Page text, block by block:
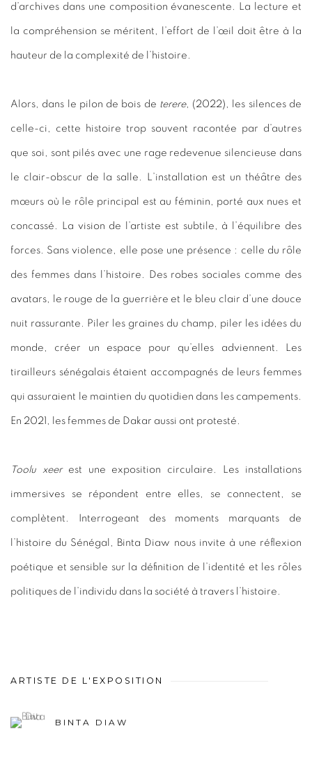
d’archives dans une composition évanescente. La lecture et
la compréhension se méritent, l’effort de l’œil doit être à la
hauteur de la complexité de l’histoire.
Alors, dans le pilon de bois de terere, (2022), les silences de
celle-ci, cette histoire trop souvent racontée par d’autres
que soi, sont pilés avec une rage redevenue silencieuse dans
le clair-obscur de la salle. L’installation est un théâtre des
mœurs où le rôle principal est au féminin, porté aux nues et
concassé. La vision de l’artiste est subtile, à l’équilibre des
forces. Sans violence, elle pose une présence : celle du rôle
des femmes dans l’histoire. Des robes sociales comme des
avatars, le rouge de la guerrière et le bleu clair d’une douce
nuit rassurante. Piler les graines du champ, piler les idées du
monde, créer un espace pour qu’elles adviennent. Les
tirailleurs sénégalais étaient accompagnés de leurs femmes
qui assuraient le maintien du quotidien dans les campements.
En 2021, les femmes de Dakar aussi ont protesté.
Toolu xeerest une exposition circulaire. Les installations
immersives se répondent entre elles, se connectent, se
complètent. Interrogeant des moments marquants de
l’histoire du Sénégal, Binta Diaw nous invite à une réflexion
poétique et sensible sur la définition de l’identité et les rôles
politiques de l’individu dans la société à travers l’histoire.
ARTISTE DE L'EXPOSITION
BINTA DIAW